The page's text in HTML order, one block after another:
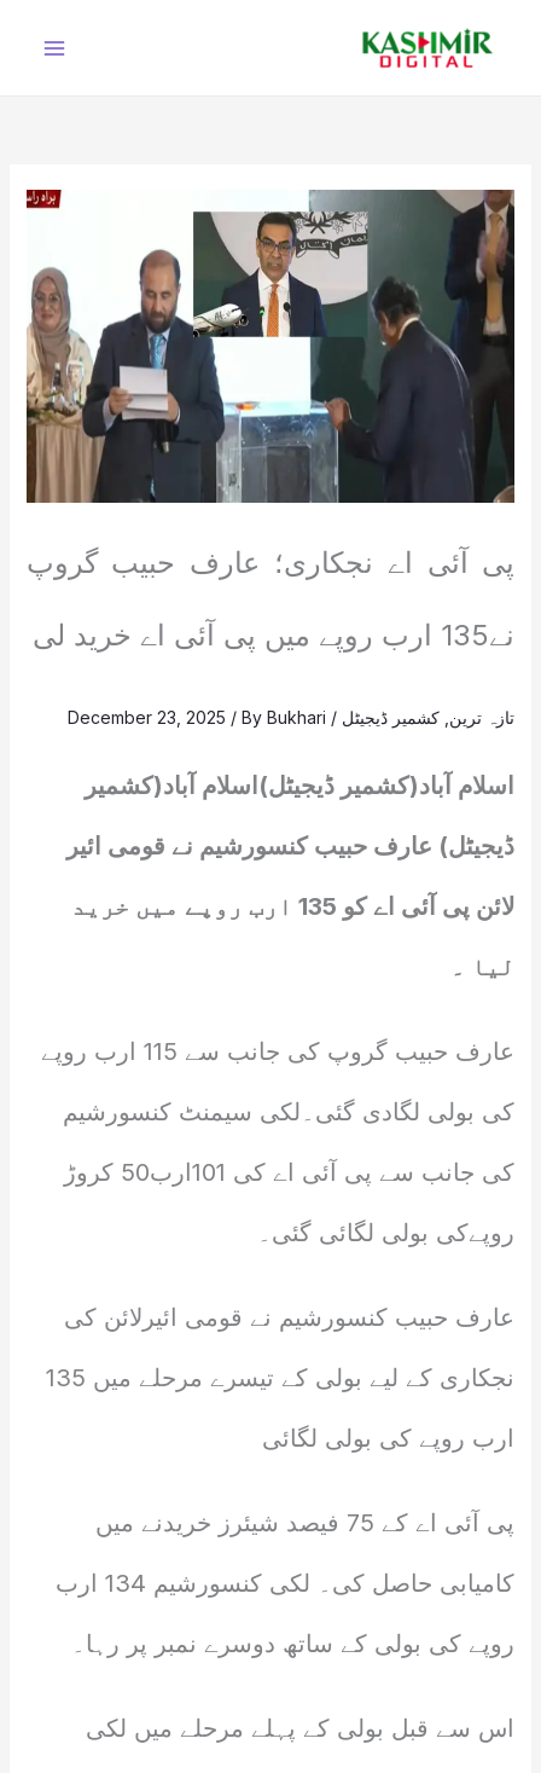
پی آئی اے نجکاری؛ عارف حبیب گروپ
نے135 ارب روپے میں پی آئی اے خرید لی
تازہ ترین کشمیر ڈیجیٹل /
December 23, 2025 / ByBukhari
اسلام آباد(کشمیر ڈیجیٹل)اسلام آباد(کشمیر
ڈیجیٹل) عارف حبیب کنسورشیم نے قومی ائیر
لائن پی آئی اے کو 135 ارب روپے میں خرید
لیا ۔
عارف حبیب گروپ کی جانب سے 115 ارب روپے
کی بولی لگادی گئی۔لکی سیمنٹ کنسورشیم
کی جانب سے پی آئی اے کی 101ارب50 کروڑ
روپےکی بولی لگائی گئی۔
عارف حبیب کنسورشیم نے قومی ائیرلائن کی
نجکاری کے لیے بولی کے تیسرے مرحلے میں 135
ارب روپے کی بولی لگائی
پی آئی اے کے 75 فیصد شیئرز خریدنے میں
کامیابی حاصل کی۔ لکی کنسورشیم 134 ارب
روپے کی بولی کے ساتھ دوسرے نمبر پر رہا۔
اس سے قبل بولی کے پہلے مرحلے میں لکی